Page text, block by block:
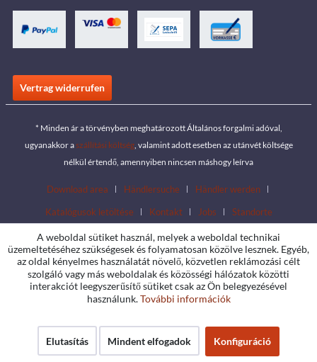
Vertrag widerrufen
* Minden ár a törvényben meghatározott Általános forgalmi adóval,
ugyanakkor aszállítási költség, valamint adott esetben az utánvét költsége
nélkül értendő, amennyiben nincsen máshogy leírva
Download area Händlersuche
Händler werden
Katalógusok letöltése
Kontakt Jobs Standorte
A weboldal sütiket használ, melyek a weboldal technikai
üzemeltetéséhez szükségesek és folyamatosan közölve lesznek. Egyéb,
az oldal kényelmes használatát növelő, közvetlen reklámozási célt
szolgáló vagy más weboldalak és közösségi hálózatok közötti
interakciót leegyszerűsítő sütiket csak az Ön belegyezésével
használunk.További információk
Elutasítás Mindent elfogadok Konfiguráció